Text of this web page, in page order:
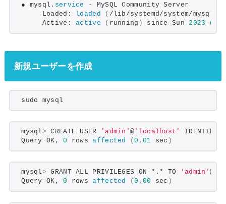
● mysql. service
- MySQL Community Server
     Loaded:
loaded ( /lib/systemd/system/mysql.
     Active:
active ( running ) since Sun 2023 -01
新規ユーザーを作成
sudo mysql
mysql> CREATE USER 'admin'@ 'localhost'
Query OK, 0 rows affected (0.01 sec )
mysql> GRANT ALL PRIVILEGES ON *.* TO 'admin' @
Query OK, 0 rows affected (0.00 sec )